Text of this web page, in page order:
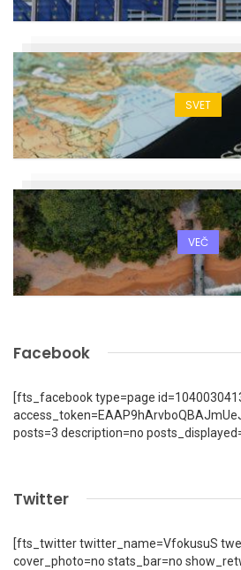
SVET
VEČ
Facebook
[fts_facebook type=page
posts=3 description=no
Twitter
[fts_twitter twitter_name=VfokusuS
cover_photo=no stats_bar=no